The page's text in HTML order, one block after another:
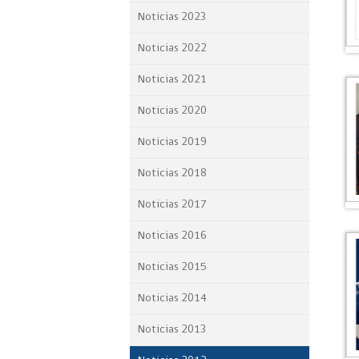
Reportes Ley de
Sé parte de nuestro
Noticias 2023
Noticias 2022
Noticias 2021
Noticias 2020
Noticias 2019
Noticias 2018
Noticias 2017
Noticias 2016
Noticias 2015
Noticias 2014
Noticias 2013